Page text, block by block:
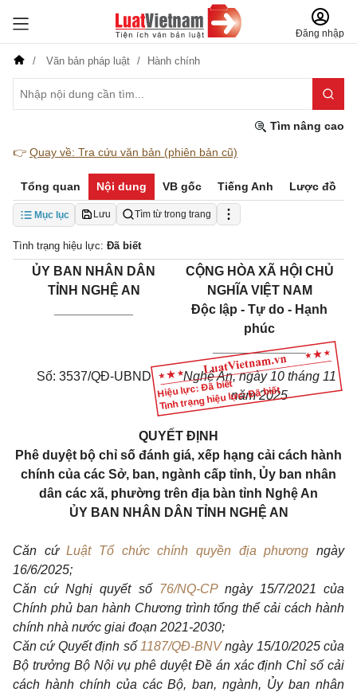
Đăng nhập
Văn bản pháp luật Hành chính
Tìm nâng cao
👉 Quay về: Tra cứu văn bản (phiên bản cũ)
Tổng quan Nội dung VB gốc Tiếng Anh Lược đồ
Mục lục Lưu Tìm từ trong trang
Tình trạng hiệu lực: Đã biết
Hiệu lực: Đã biết
Tình trạng hiệu lực: Đã biết
ỦY BAN NHÂN DÂN
TỈNH NGHỆ AN
CỘNG HÒA XÃ HỘI CHỦ
NGHĨA VIỆT NAM
Độc lập - Tự do - Hạnh
phúc
_____________
Số: 3537/QĐ-UBND
Nghệ An, ngày 10 tháng 11
năm 2025
QUYẾT ĐỊNH
Phê duyệt bộ chỉ số đánh giá, xếp hạng cải cách hành
chính của các Sở, ban, ngành cấp tỉnh, Ủy ban nhân
dân các xã, phường trên địa bàn tỉnh Nghệ An
ỦY BAN NHÂN DÂN TỈNH NGHỆ AN
Căn cứLuật Tổ chức chính quyền địa phương ngày
16/6/2025;
Căn cứ Nghị quyết số 76/NQ-CPngày 15/7/2021 của
Chính phủ ban hành Chương trình tổng thể cải cách hành
chính nhà nước giai đoạn 2021-2030;
Căn cứ Quyết định số 1187/QĐ-BNVngày 15/10/2025 của
Bộ trưởng Bộ Nội vụ phê duyệt Đề án xác định Chỉ số cải
cách hành chính của các Bộ, ban, ngành, Ủy ban nhân